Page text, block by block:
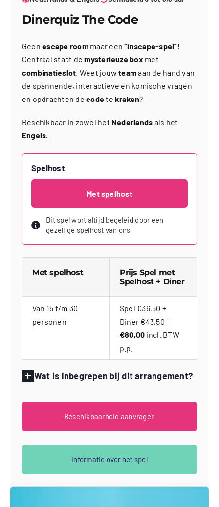
Dinerquiz The Code
Geenescape roommaar een“inscape-spel”!
Centraal staat demysterieuze box met
combinatieslot . Weet jouwteamaan de hand van
de spannende, interactieve en komische vragen
en opdrachten decodetekraken?
Beschikbaar in zowel het Nederlands als het
Engels.
Spelhost
Met spelhost
Dit spel wort altijd begeleid door een
gezellige spelhost van ons
Met spelhost
Prijs Spel met
Spelhost + Diner
Van 15 t/m 30
personen
Spel €36,50 +
Diner €43,50 =
€80,00 incl. BTW
p.p.
Wat is inbegrepen bij dit arrangement?
Beschikbaarheid aanvragen
Informatie over het spel